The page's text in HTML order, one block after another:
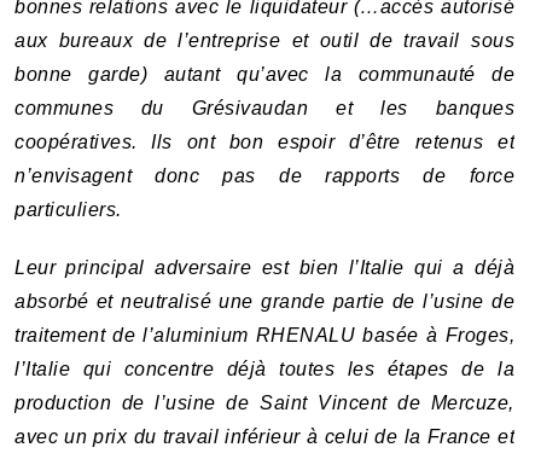
bonnes relations avec le liquidateur (…accès autorisé
aux bureaux de l’entreprise et outil de travail sous
bonne garde) autant qu’avec la communauté de
communes du Grésivaudan et les banques
coopératives. Ils ont bon espoir d’être retenus et
n’envisagent donc pas de rapports de force
particuliers.
Leur principal adversaire est bien l’Italie qui a déjà
absorbé et neutralisé une grande partie de l’usine de
traitement de l’aluminium RHENALU basée à Froges,
l’Italie qui concentre déjà toutes les étapes de la
production de l’usine de Saint Vincent de Mercuze,
avec un prix du travail inférieur à celui de la France et